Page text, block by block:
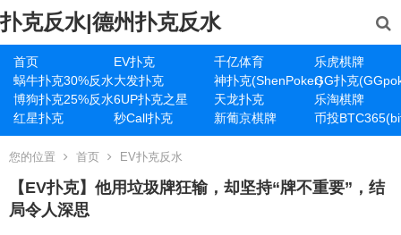
扑克反水|德州扑克反水
首页 EV扑克 千亿体育
乐虎棋牌
蜗牛扑克30%反水大发扑克 神扑克(ShenPoker)GG扑克
博狗扑克25%反水6UP扑克之星 天龙扑克
乐淘棋牌
红星扑克
秒Call扑克 新葡京棋牌 币投
您的位置 首页 EV扑克反水
【EV扑克】他用垃圾牌狂输，却坚持“牌不重要”，结
局令人深思